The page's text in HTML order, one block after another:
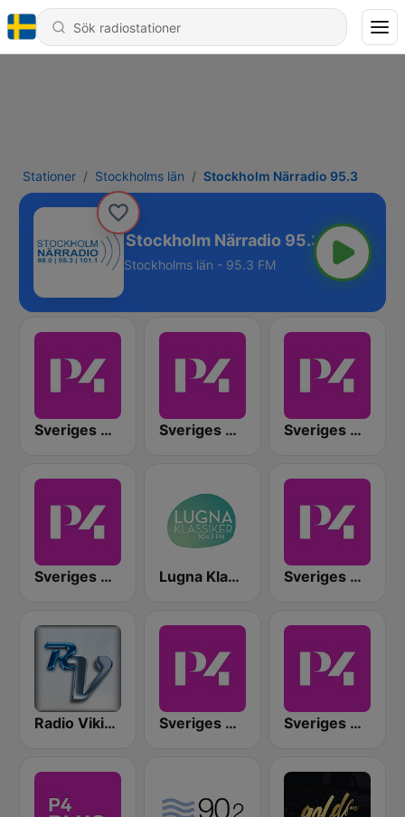
Stationer Stockholms län Stockholm Närradio 95.3
Stockholm Närradio 95.3
Stockholms län - 95.3 FM
Sveriges Radio P4 Uppland Sveriges Radio P4 Halland Sveriges Radio P4 Västmanland
Sveriges Radio P4 Jönköping Lugna Klassiker Sveriges Radio P4 Kristianstad
Radio Viking Sveriges Radio P4 Skaraborg Sveriges Radio P4 Stockholm